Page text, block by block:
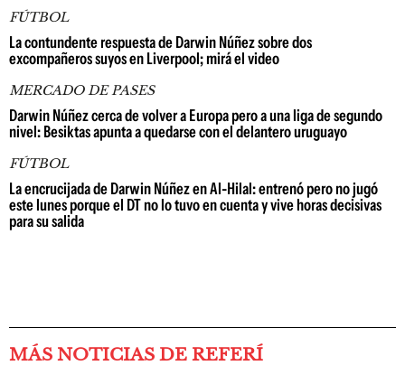
FÚTBOL
La contundente respuesta de Darwin Núñez sobre dos
excompañeros suyos en Liverpool; mirá el video
MERCADO DE PASES
Darwin Núñez cerca de volver a Europa pero a una liga de segundo
nivel: Besiktas apunta a quedarse con el delantero uruguayo
FÚTBOL
La encrucijada de Darwin Núñez en Al-Hilal: entrenó pero no jugó
este lunes porque el DT no lo tuvo en cuenta y vive horas decisivas
para su salida
MÁS NOTICIAS DE REFERÍ